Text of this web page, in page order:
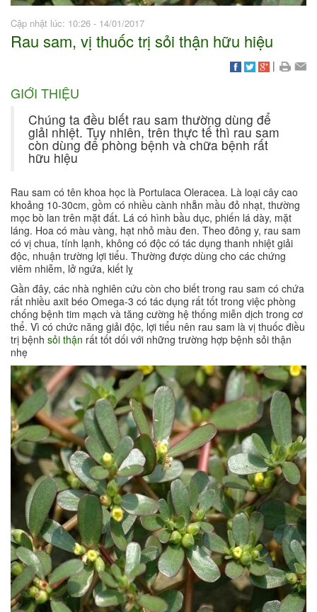
Cập nhật lúc: 10:26 - 14/01/2017
Rau sam, vị thuốc trị sỏi thận hữu hiệu
|
GIỚI THIỆU
Chúng ta đều biết rau sam thường dùng để
giải nhiệt. Tuy nhiên, trên thực tế thì rau sam
còn dùng để phòng bệnh và chữa bệnh rất
hữu hiệu
Rau sam có tên khoa học là Portulaca Oleracea. Là loại cây cao
khoảng 10-30cm, gồm có nhiều cành nhẵn mầu đỏ nhạt, thường
mọc bò lan trên mặt đất. Lá có hình bầu dục, phiến lá dày, mặt
láng. Hoa có màu vàng, hạt nhỏ màu đen. Theo đông y, rau sam
có vị chua, tính lạnh, không có độc có tác dụng thanh nhiệt giải
độc, nhuận trường lợi tiểu. Thường được dùng cho các chứng
viêm nhiễm, lở ngứa, kiết lỵ
Gần đây, các nhà nghiên cứu còn cho biết trong rau sam có chứa
rất nhiều axit béo Omega-3 có tác dụng rất tốt trong việc phòng
chống bệnh tim mạch và tăng cường hệ thống miễn dịch trong cơ
thể. Vì có chức năng giải độc, lợi tiểu nên rau sam là vị thuốc điều
trị bệnh sỏi thận rất tốt dối với những trường hợp bệnh sỏi thận
nhẹ